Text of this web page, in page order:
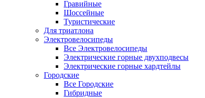
Гравийные
Шоссейные
Туристические
Для триатлона
Электровелосипеды
Все Электровелосипеды
Электрические горные двухподвесы
Электрические горные хардтейлы
Городские
Все Городские
Гибридные